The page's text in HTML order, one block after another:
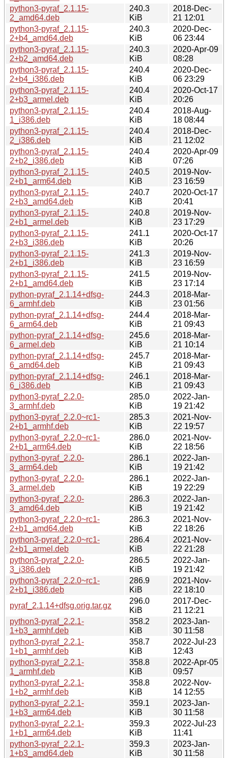
python3-pyraf_2.1.15-
2_amd64.deb
240.3
KiB
2018-Dec-
21 12:01
python3-pyraf_2.1.15-
2+b4_amd64.deb
240.3
KiB
2020-Dec-
06 23:44
python3-pyraf_2.1.15-
2+b2_amd64.deb
240.3
KiB
2020-Apr-09
08:28
python3-pyraf_2.1.15-
2+b4_i386.deb
240.4
KiB
2020-Dec-
06 23:29
python3-pyraf_2.1.15-
2+b3_armel.deb
240.4
KiB
2020-Oct-17
20:26
python3-pyraf_2.1.15-
1_i386.deb
240.4
KiB
2018-Aug-
18 08:44
python3-pyraf_2.1.15-
2_i386.deb
240.4
KiB
2018-Dec-
21 12:02
python3-pyraf_2.1.15-
2+b2_i386.deb
240.4
KiB
2020-Apr-09
07:26
python3-pyraf_2.1.15-
2+b1_arm64.deb
240.5
KiB
2019-Nov-
23 16:59
python3-pyraf_2.1.15-
2+b3_amd64.deb
240.7
KiB
2020-Oct-17
20:41
python3-pyraf_2.1.15-
2+b1_armel.deb
240.8
KiB
2019-Nov-
23 17:29
python3-pyraf_2.1.15-
2+b3_i386.deb
241.1
KiB
2020-Oct-17
20:26
python3-pyraf_2.1.15-
2+b1_i386.deb
241.3
KiB
2019-Nov-
23 16:59
python3-pyraf_2.1.15-
2+b1_amd64.deb
241.5
KiB
2019-Nov-
23 17:14
python-pyraf_2.1.14+dfsg-
6_armhf.deb
244.3
KiB
2018-Mar-
23 01:56
python-pyraf_2.1.14+dfsg-
6_arm64.deb
244.4
KiB
2018-Mar-
21 09:43
python-pyraf_2.1.14+dfsg-
6_armel.deb
245.6
KiB
2018-Mar-
21 10:14
python-pyraf_2.1.14+dfsg-
6_amd64.deb
245.7
KiB
2018-Mar-
21 09:43
python-pyraf_2.1.14+dfsg-
6_i386.deb
246.1
KiB
2018-Mar-
21 09:43
python3-pyraf_2.2.0-
3_armhf.deb
285.0
KiB
2022-Jan-
19 21:42
python3-pyraf_2.2.0~rc1-
2+b1_armhf.deb
285.3
KiB
2021-Nov-
22 19:57
python3-pyraf_2.2.0~rc1-
2+b1_arm64.deb
286.0
KiB
2021-Nov-
22 18:56
python3-pyraf_2.2.0-
3_arm64.deb
286.1
KiB
2022-Jan-
19 21:42
python3-pyraf_2.2.0-
3_armel.deb
286.1
KiB
2022-Jan-
19 22:29
python3-pyraf_2.2.0-
3_amd64.deb
286.3
KiB
2022-Jan-
19 21:42
python3-pyraf_2.2.0~rc1-
2+b1_amd64.deb
286.3
KiB
2021-Nov-
22 18:26
python3-pyraf_2.2.0~rc1-
2+b1_armel.deb
286.4
KiB
2021-Nov-
22 21:28
python3-pyraf_2.2.0-
3_i386.deb
286.5
KiB
2022-Jan-
19 21:42
python3-pyraf_2.2.0~rc1-
2+b1_i386.deb
286.9
KiB
2021-Nov-
22 18:10
pyraf_2.1.14+dfsg.orig.tar.gz
296.0
KiB
2017-Dec-
21 12:21
python3-pyraf_2.2.1-
1+b3_armhf.deb
358.2
KiB
2023-Jan-
30 11:58
python3-pyraf_2.2.1-
1+b1_armhf.deb
358.7
KiB
2022-Jul-23
12:43
python3-pyraf_2.2.1-
1_armhf.deb
358.8
KiB
2022-Apr-05
09:57
python3-pyraf_2.2.1-
1+b2_armhf.deb
358.8
KiB
2022-Nov-
14 12:55
python3-pyraf_2.2.1-
1+b3_arm64.deb
359.1
KiB
2023-Jan-
30 11:58
python3-pyraf_2.2.1-
1+b1_arm64.deb
359.3
KiB
2022-Jul-23
11:41
python3-pyraf_2.2.1-
1+b3_amd64.deb
359.3
KiB
2023-Jan-
30 11:58